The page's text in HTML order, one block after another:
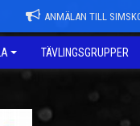
ANMÄLAN TILL
TÄVLINGSGRUPPER